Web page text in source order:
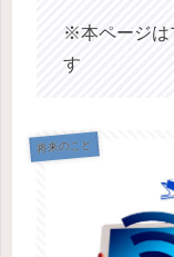
※本ページは
す
将来のこと